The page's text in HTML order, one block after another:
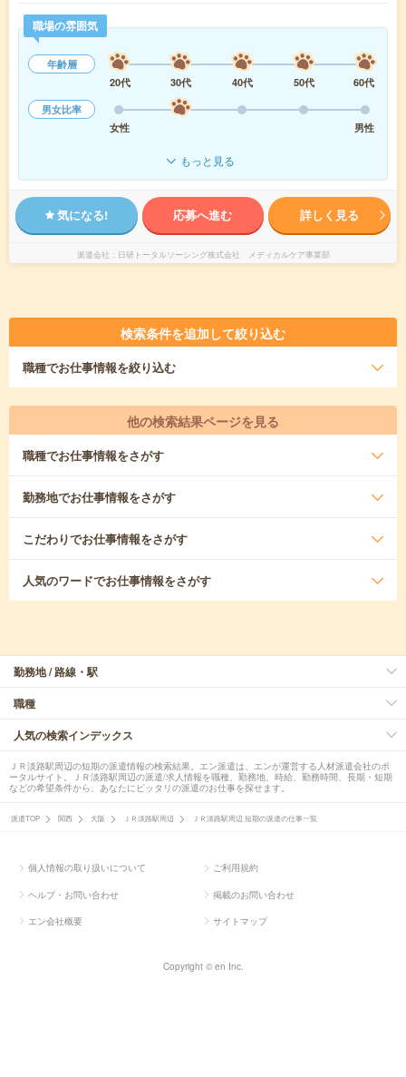
職場の雰囲気
年齢層
20代
30代 40代 50代
60代
男女比率
女性
男性
もっと見る
気になる! 応募へ進む 詳しく見る
派遣会社 日研トータルソーシング株式会社 メディカルケア事業部
検索条件を追加して絞り込む
職種でお仕事情報を絞り込む
他の検索結果ページを見る
職種でお仕事情報をさがす
勤務地でお仕事情報をさがす
こだわりでお仕事情報をさがす
人気のワードでお仕事情報をさがす
勤務地 / 路線・駅
職種
人気の検索インデックス
ＪＲ淡路駅周辺の短期の派遣情報の検索結果。エン派遣は、エンが運営する人材派遣会社のポ
ータルサイト。ＪＲ淡路駅周辺の派遣/求人情報を職種、勤務地、時給、勤務時間、長期・短期
などの希望条件から、あなたにピッタリの派遣のお仕事を探せます。
派遣TOP 関西 大阪 ＪＲ淡路駅周辺 ＪＲ淡路駅周辺 短期の派遣の仕事一覧
個人情報の取り扱いについて ご利用規約
ヘルプ・お問い合わせ 掲載のお問い合わせ
エン会社概要 サイトマップ
Copyright © en Inc.